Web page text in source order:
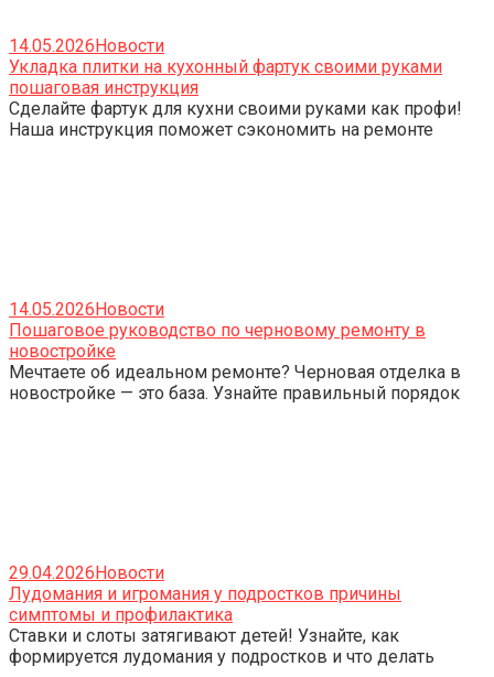
14.05.2026Новости
Укладка плитки на кухонный фартук своими руками
пошаговая инструкция
Сделайте фартук для кухни своими руками как профи!
Наша инструкция поможет сэкономить на ремонте
14.05.2026Новости
Пошаговое руководство по черновому ремонту в
новостройке
Мечтаете об идеальном ремонте? Черновая отделка в
новостройке — это база. Узнайте правильный порядок
29.04.2026Новости
Лудомания и игромания у подростков причины
симптомы и профилактика
Ставки и слоты затягивают детей! Узнайте, как
формируется лудомания у подростков и что делать